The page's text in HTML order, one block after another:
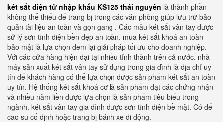
két sắt điện tử nhập khẩu KS125 thái nguyên là thành phần
không thể thiếu để trang bị trong các văn phòng giúp lưu trữ bảo
quản tài liệu an toàn và gọn gang . Các mẫu két sắt vân tay được
sử lý sơn tĩnh điện bền đẹp an toàn. mua két sắt khoá an toàn
bảo mật là lựa chọn đem lại giải pháp tối ưu cho doanh nghiệp.
Với các cửa hàng hiện đại tại nhiều tỉnh thành trên cả nước. nhà
máy sản xuất két sắt vân tay sử dụng trong gia đình là địa chỉ uy
tín để khách hàng có thể lựa chọn được sản phẩm két sắt an toàn
uy tín. Hệ thống két sắt khoá cơ là sản phẩm đạt các chứng nhận
và nhiều năm liền được lựa chọn là sản phẩm tiêu biểu trong
ngành. két sắt vân tay gia đình được sơn tĩnh điện bề mặt. Có đế
cao su cố định hoặc trang bị bánh xe di động.